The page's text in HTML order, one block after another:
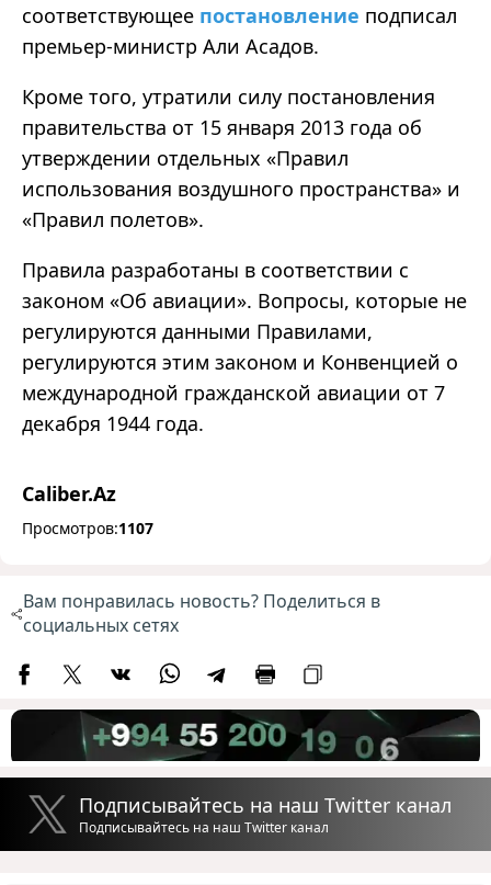
соответствующее постановление подписал
премьер-министр Али Асадов.
Кроме того, утратили силу постановления
правительства от 15 января 2013 года об
утверждении отдельных «Правил
использования воздушного пространства» и
«Правил полетов».
Правила разработаны в соответствии с
законом «Об авиации». Вопросы, которые не
регулируются данными Правилами,
регулируются этим законом и Конвенцией о
международной гражданской авиации от 7
декабря 1944 года.
Caliber.Az
Просмотров:1107
Вам понравилась новость? Поделиться в
социальных сетях
Подписывайтесь на наш Twitter канал
Подписывайтесь на наш Twitter канал